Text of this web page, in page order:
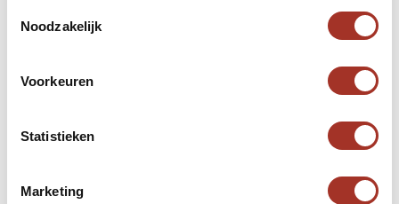
Noodzakelijk
Voorkeuren
Statistieken
Marketing